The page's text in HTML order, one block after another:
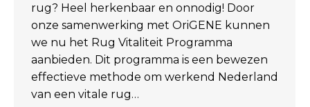
rug? Heel herkenbaar en onnodig! Door
onze samenwerking met OriGENE kunnen
we nu het Rug Vitaliteit Programma
aanbieden. Dit programma is een bewezen
effectieve methode om werkend Nederland
van een vitale rug…